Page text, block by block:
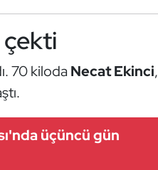
70 kiloda Necat Ekinci,
üçüncü gün